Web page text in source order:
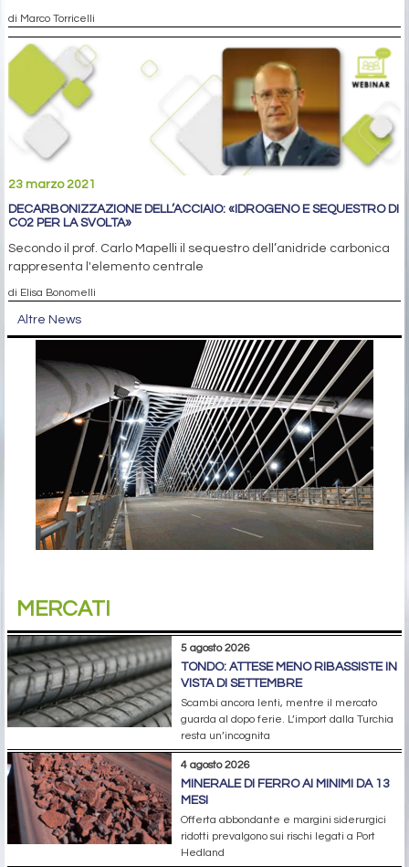
di Marco Torricelli
23 marzo 2021
DECARBONIZZAZIONE DELL’ACCIAIO: «IDROGENO E SEQUESTRO DI
CO2 PER LA SVOLTA»
Secondo il prof. Carlo Mapelli il sequestro dell’anidride carbonica
rappresenta l'elemento centrale
di Elisa Bonomelli
Altre News
MERCATI
5 agosto 2026
TONDO: ATTESE MENO RIBASSISTE IN
VISTA DI SETTEMBRE
Scambi ancora lenti, mentre il mercato
guarda al dopo ferie. L’import dalla Turchia
resta un’incognita
4 agosto 2026
MINERALE DI FERRO AI MINIMI DA 13
MESI
Offerta abbondante e margini siderurgici
ridotti prevalgono sui rischi legati a Port
Hedland